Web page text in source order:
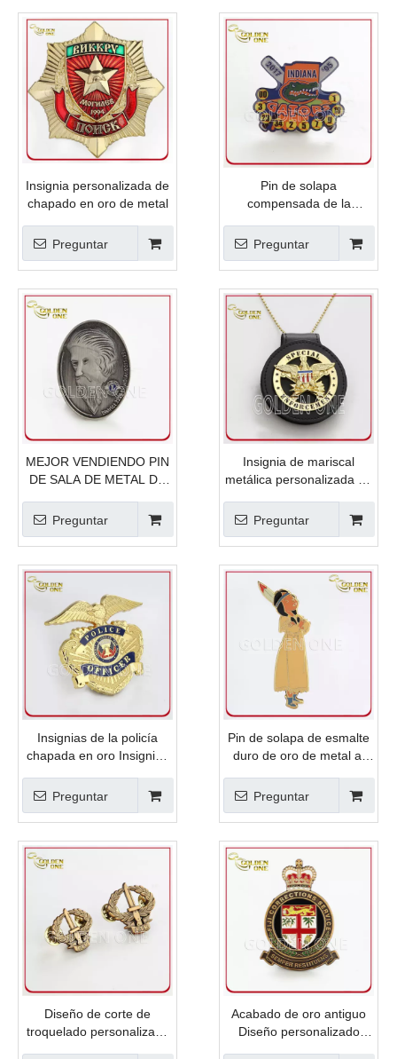
Insignia personalizada de
chapado en oro de metal
Preguntar
Pin de solapa
compensada de la
souvenirs
Preguntar
MEJOR VENDIENDO PIN
DE SALA DE METAL DE
Preguntar
Insignia de mariscal
metálica personalizada de
de cuero genuino
Preguntar
Insignias de la policía
chapada en oro Insignias
calidad
Preguntar
Pin de solapa de esmalte
duro de oro de metal al
Preguntar
Diseño de corte de
troquelado personalizado
Acabado de oro antiguo
Diseño personalizado